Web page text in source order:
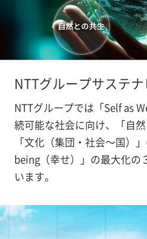
NTTグループサステ
NTTグループでは「Self as
続可能な社会に向け、「自然
「文化（集団・社会～国）
being（幸せ）」の最大化の
います。